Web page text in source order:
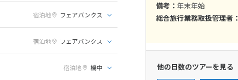
宿泊地 フェアバンクス
宿泊地 フェアバンクス
宿泊地 機中
備考： 年末年始
総合旅行業務取扱管理者：
他の日数のツアーを見る